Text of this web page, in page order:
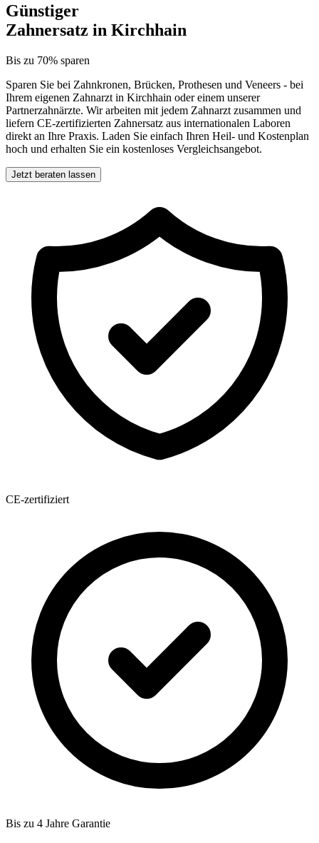
Günstiger
Zahnersatz in Kirchhain
Bis zu 70% sparen
Sparen Sie bei Zahnkronen, Brücken, Prothesen und Veneers - bei
Ihrem eigenen Zahnarzt in Kirchhain oder einem unserer
Partnerzahnärzte. Wir arbeiten mit jedem Zahnarzt zusammen und
liefern CE-zertifizierten Zahnersatz aus internationalen Laboren
direkt an Ihre Praxis. Laden Sie einfach Ihren Heil- und Kostenplan
hoch und erhalten Sie ein kostenloses Vergleichsangebot.
Jetzt beraten lassen
CE-zertifiziert
Bis zu 4 Jahre Garantie